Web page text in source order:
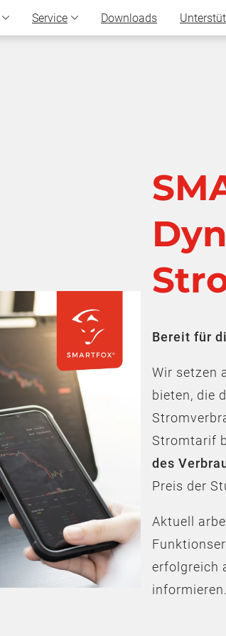
Service Downloads
Bereit für
Wir setzen
bieten, die
Stromtarif
des
Preis der
Aktuell
erfolgreich
informieren.